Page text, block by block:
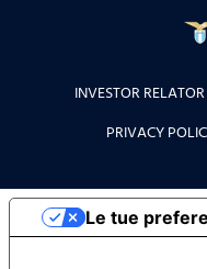
INVESTOR RELATOR
PRIVACY
Le tue